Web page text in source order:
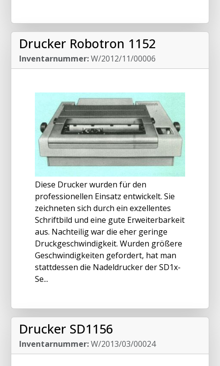
Drucker Robotron 1152
Inventarnummer:W/2012/11/00006
Diese Drucker wurden für den
professionellen Einsatz entwickelt. Sie
zeichneten sich durch ein exzellentes
Schriftbild und eine gute Erweiterbarkeit
aus. Nachteilig war die eher geringe
Druckgeschwindigkeit. Wurden größere
Geschwindigkeiten gefordert, hat man
stattdessen die Nadeldrucker der SD1x-
Se...
Drucker SD1156
Inventarnummer:W/2013/03/00024